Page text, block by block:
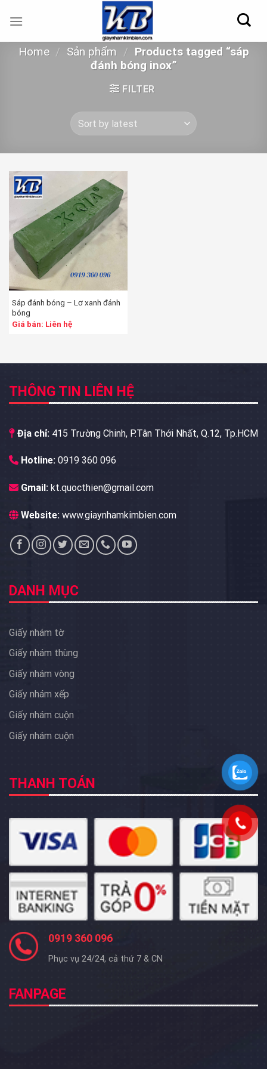
Home / Sản phẩm / Products tagged “sáp
đánh bóng inox”
FILTER
Sáp đánh bóng – Lơ xanh đánh
bóng
Giá bán: Liên hệ
THÔNG TIN LIÊN HỆ
Địa chỉ: 415 Trường Chinh, P.Tân Thới Nhất, Q.12, Tp.HCM
Hotline: 0919 360 096
Gmail: kt.quocthien@gmail.com
Website: www.giaynhamkimbien.com
DANH MỤC
Giấy nhám tờ
Giấy nhám thùng
Giấy nhám vòng
Giấy nhám xếp
Giấy nhám cuộn
Giấy nhám cuộn
THANH TOÁN
0919 360 096
Phục vụ 24/24, cả thứ 7 & CN
FANPAGE